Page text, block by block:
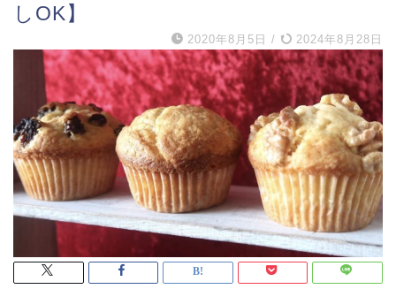
しOK】
2020年8月5日 / 2024年8月28日